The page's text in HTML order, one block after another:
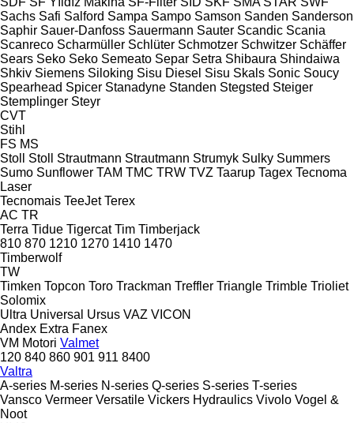
Sachs Safi Salford Sampa Sampo Samson Sanden Sanderson
Saphir Sauer-Danfoss Sauermann Sauter Scandic Scania
Scanreco Scharmüller Schlüter Schmotzer Schwitzer Schäffer
Sears Seko Seko Semeato Separ Setra Shibaura Shindaiwa
Shkiv Siemens Siloking Sisu Diesel Sisu Skals Sonic Soucy
Spearhead Spicer Stanadyne Standen Stegsted Steiger
Stemplinger Steyr
CVT
Stihl
FS MS
Stoll
Stoll Strautmann Strautmann Strumyk Sulky Summers
Sumo Sunflower TAM TMC TRW TVZ Taarup Tagex Tecnoma
Laser
Tecnomais TeeJet Terex
AC TR
Terra Tidue Tigercat Tim Timberjack
810 870 1210 1270 1410 1470
Timberwolf
TW
Timken Topcon Toro Trackman Treffler Triangle Trimble Trioliet
Solomix
Ultra Universal Ursus VAZ VICON
Andex Extra Fanex
VM Motori Valmet
120 840 860 901 911 8400
Valtra
A-series M-series N-series Q-series S-series T-series
Vansco Vermeer Versatile Vickers Hydraulics Vivolo Vogel &
Noot